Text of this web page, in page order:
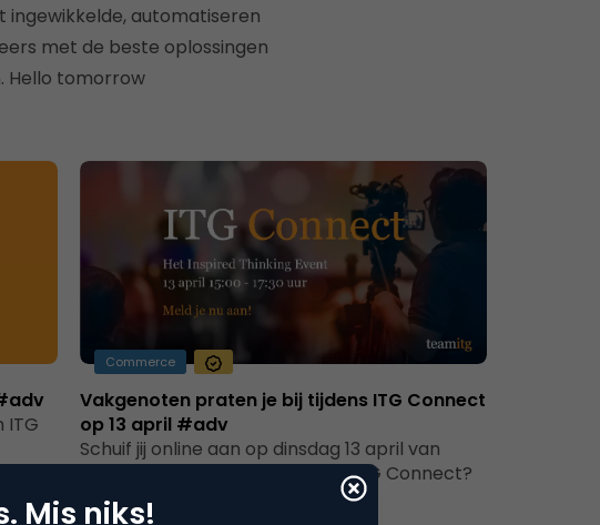
ingewikkelde, automatiseren
met de beste oplossingen
Hello tomorrow
Commerce
Vakgenoten praten je bij tijdens ITG Connect
op 13 april #adv
Schuif jij online aan op dinsdag 13 april van
15:00 tot 17:30 uur bij hét event: ITG Connect?
Voorheen de…
Mis niks!